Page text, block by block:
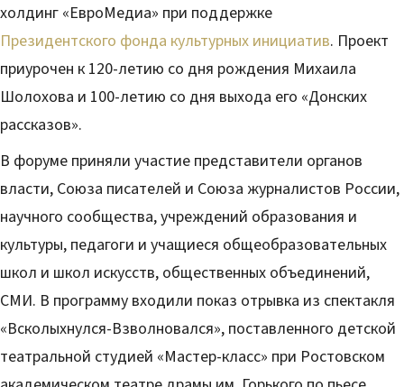
холдинг «ЕвроМедиа» при поддержке
Президентского фонда культурных инициатив. Проект
приурочен к 120-летию со дня рождения Михаила
Шолохова и 100-летию со дня выхода его «Донских
рассказов».
В форуме приняли участие представители органов
власти, Союза писателей и Союза журналистов России,
научного сообщества, учреждений образования и
культуры, педагоги и учащиеся общеобразовательных
школ и школ искусств, общественных объединений,
СМИ. В программу входили показ отрывка из спектакля
«Всколыхнулся-Взволновался», поставленного детской
театральной студией «Мастер-класс» при Ростовском